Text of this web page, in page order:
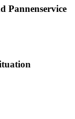
Pannenservice